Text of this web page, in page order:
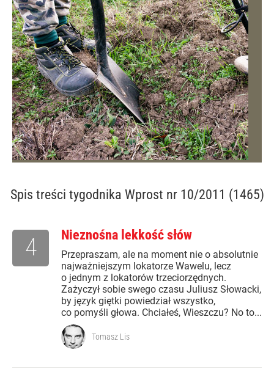
Spis treści tygodnika Wprost nr 10/2011 (1465)
Nieznośna lekkość słów
Przepraszam, ale na moment nie o absolutnie
najważniejszym lokatorze Wawelu, lecz
o jednym z lokatorów trzeciorzędnych.
Zażyczył sobie swego czasu Juliusz Słowacki,
by język giętki powiedział wszystko,
co pomyśli głowa. Chciałeś, Wieszczu? No to...
4
Tomasz Lis